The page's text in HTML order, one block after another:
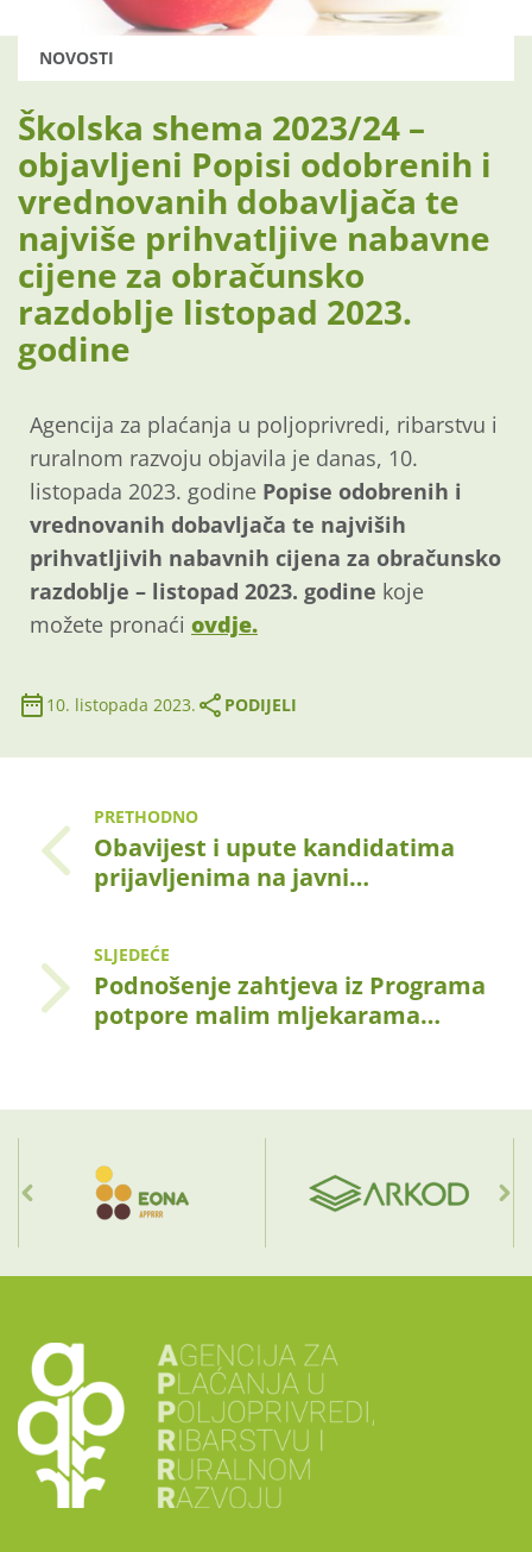
NOVOSTI
Školska shema 2023/24 –
objavljeni Popisi odobrenih i
vrednovanih dobavljača te
najviše prihvatljive nabavne
cijene za obračunsko
razdoblje listopad 2023.
godine
Agencija za plaćanja u poljoprivredi, ribarstvu i
ruralnom razvoju objavila je danas, 10.
listopada 2023. godine Popise odobrenih i
vrednovanih dobavljača te najviših
prihvatljivih nabavnih cijena za obračunsko
razdoblje – listopad 2023. godine koje
možete pronaći ovdje.
10. listopada 2023. PODIJELI
PRETHODNO
Obavijest i upute kandidatima
prijavljenima na javni…
SLJEDEĆE
Podnošenje zahtjeva iz Programa
potpore malim mljekarama…